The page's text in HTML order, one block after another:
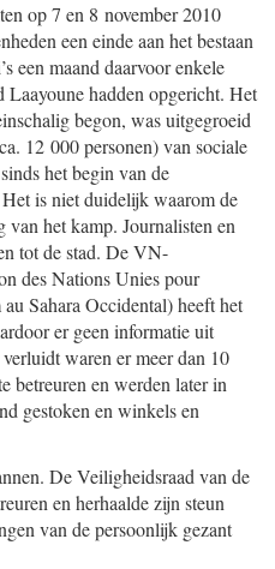
op 7 en 8 november 2010
een einde aan het bestaan
een maand daarvoor enkele
Laayoune hadden opgericht. Het
begon, was uitgegroeid
12 000 personen) van sociale
het begin van de
is niet duidelijk waarom de
het kamp. Journalisten en
tot de stad. De VN-
des Nations Unies pour
Sahara Occidental) heeft het
er geen informatie uit
waren er meer dan 10
betreuren en werden later in
gestoken en winkels en
De Veiligheidsraad van de
en herhaalde zijn steun
van de persoonlijk gezant